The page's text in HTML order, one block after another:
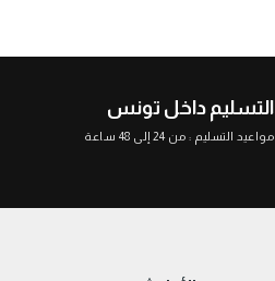
التسليم داخل تونس
مواعيد التسليم : من 24 إلى 48 ساعة